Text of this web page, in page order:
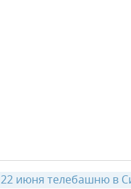
22 июня телебашню в